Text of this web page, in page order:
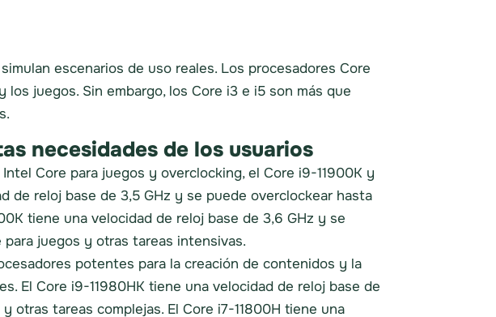
escenarios de uso reales. Los procesadores Core
juegos. Sin embargo, los Core i3 e i5 son más que
necesidades de los usuarios
Core para juegos y overclocking, el Core i9-11900K y
de reloj base de 3,5 GHz y se puede overclockear hasta
tiene una velocidad de reloj base de 3,6 GHz y se
juegos y otras tareas intensivas.
potentes para la creación de contenidos y la
El Core i9-11980HK tiene una velocidad de reloj base de
otras tareas complejas. El Core i7-11800H tiene una